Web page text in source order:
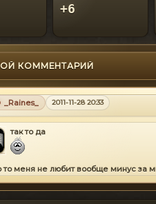
+6
КОММЕНТАРИЙ
_Raines_ 2011-11-28 20:33
так то да
то меня не любит вообще минус за